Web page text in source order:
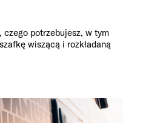
potrzebujesz, w tym
wiszącą i rozkładaną